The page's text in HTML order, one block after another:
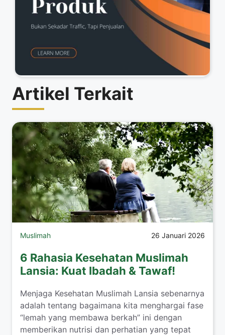
Artikel Terkait
Muslimah 26 Januari 2026
6 Rahasia Kesehatan Muslimah
Lansia: Kuat Ibadah & Tawaf!
​Menjaga Kesehatan Muslimah Lansia sebenarnya
adalah tentang bagaimana kita menghargai fase
“lemah yang membawa berkah” ini dengan
memberikan nutrisi dan perhatian yang tepat